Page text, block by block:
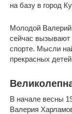
на базу в город
Молодой
сейчас вызывают
спорте. Мысли
прекрасных
В начале весны
Валерия